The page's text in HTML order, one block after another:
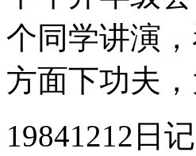
个同学讲演
方面下功夫
19841212日记